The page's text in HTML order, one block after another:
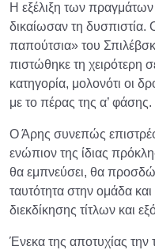
Η εξέλιξη των
δικαίωσαν τη
παπούτσια» του
πιστώθηκε τη χειρότερη
κατηγορία, μολονότι οι
με το πέρας της α’ φάσης.
Ο Άρης συνεπώς
ενώπιον της ίδιας
θα εμπνεύσει, θα
ταυτότητα στην ομάδα
διεκδίκησης τίτλων και
Ένεκα της αποτυχίας